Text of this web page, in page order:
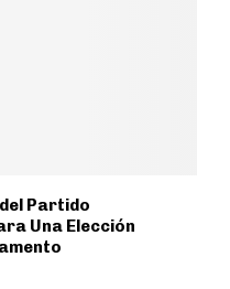
Partido
Una Elección